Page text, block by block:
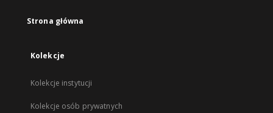
Strona główna
Kolekcje
Kolekcje instytucji
Kolekcje osób prywatnych